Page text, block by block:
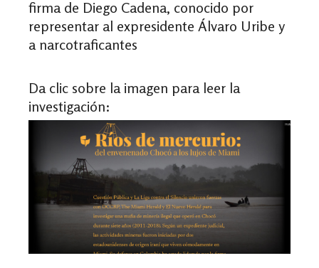
firma de Diego Cadena, conocido por
representar al expresidente Álvaro Uribe y
a narcotraficantes
Da clic sobre la imagen para leer la
investigación: